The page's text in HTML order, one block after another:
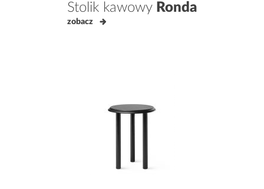
Stolik kawowy Ronda
zobacz